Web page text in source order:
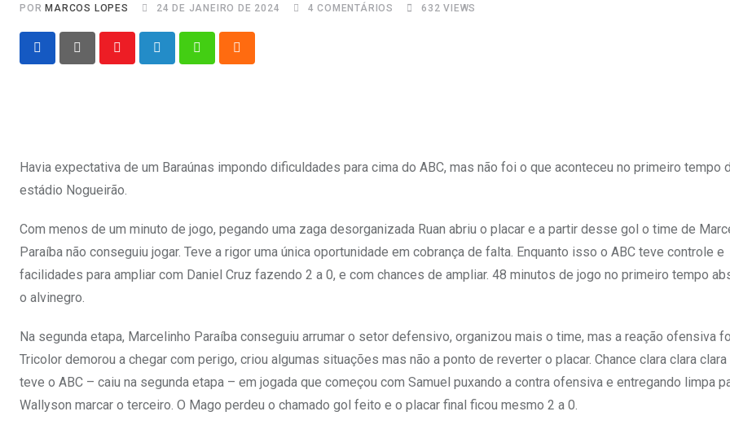
POR MARCOS LOPES 24 DE JANEIRO DE 2024 4 COMENTÁRIOS 632 VIEWS
Havia expectativa de um Baraúnas impondo dificuldades para cima do ABC, mas não foi o que aconteceu no primeiro tempo
estádio Nogueirão.
Com menos de um minuto de jogo, pegando uma zaga desorganizada Ruan abriu o placar e a partir desse gol o time de
Paraíba não conseguiu jogar. Teve a rigor uma única oportunidade em cobrança de falta. Enquanto isso o ABC teve controle e
facilidades para ampliar com Daniel Cruz fazendo 2 a 0, e com chances de ampliar. 48 minutos de jogo no primeiro tempo
o alvinegro.
Na segunda etapa, Marcelinho Paraíba conseguiu arrumar o setor defensivo, organizou mais o time, mas a reação ofensiva
Tricolor demorou a chegar com perigo, criou algumas situações mas não a ponto de reverter o placar. Chance clara clara clara
teve o ABC – caiu na segunda etapa – em jogada que começou com Samuel puxando a contra ofensiva e entregando limpa
Wallyson marcar o terceiro. O Mago perdeu o chamado gol feito e o placar final ficou mesmo 2 a 0.